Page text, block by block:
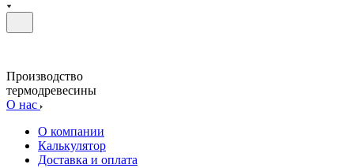
Производство
термодревесины
О нас
О компании
Калькулятор
Доставка и оплата